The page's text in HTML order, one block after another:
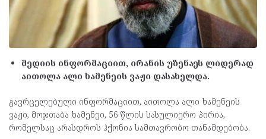
მედიის ინფორმაციით, ირანის უზენაეს ლიდერად
აითოლა ალი ხამენეის ვაჟი დასახელდა.
გავრცელებული ინფორმაციით, აითოლა ალი ხამენეის
ვაჟი, მოჯთაბა ხამენეი, 56 წლის სასულიერო პირია,
რომელსაც არასდროს ჰქონია სამთავრობო თანამდებობა.